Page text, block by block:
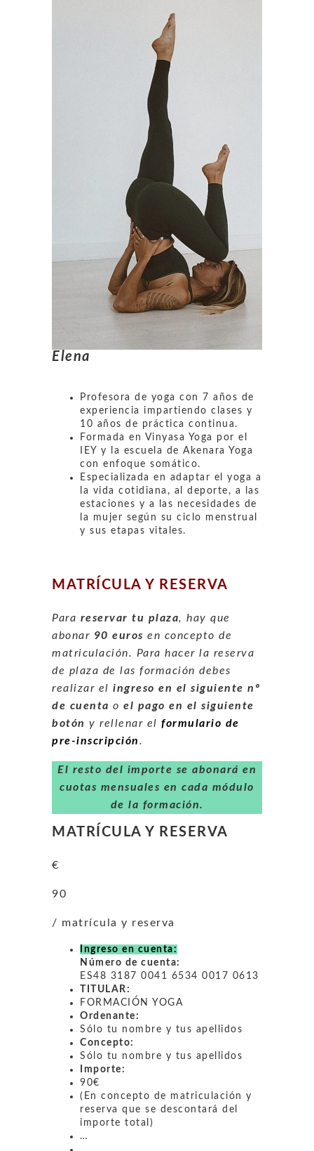
Elena
Profesora de yoga con 7 años de
experiencia impartiendo clases y
10 años de práctica continua.
Formada en Vinyasa Yoga por el
IEY y la escuela de Akenara Yoga
con enfoque somático.
Especializada en adaptar el yoga a
la vida cotidiana, al deporte, a las
estaciones y a las necesidades de
la mujer según su ciclo menstrual
y sus etapas vitales.
MATRÍCULA Y RESERVA
Para reservar tu plaza, hay que
abonar 90 euros en concepto de
matriculación. Para hacer la reserva
de plaza de las formación debes
realizar el ingreso en el siguiente nº
de cuenta o el pago en el siguiente
botón y rellenar el formulario de
pre-inscripción.
El resto del importe se abonará en
cuotas mensuales en cada módulo
de la formación.
MATRÍCULA Y RESERVA
€
90
/ matrícula y reserva
Ingreso en cuenta:
Número de cuenta:
ES48 3187 0041 6534 0017 0613
TITULAR:
FORMACIÓN YOGA
Ordenante:
Sólo tu nombre y tus apellidos
Concepto:
Sólo tu nombre y tus apellidos
Importe:
90€
(En concepto de matriculación y
reserva que se descontará del
importe total)
…